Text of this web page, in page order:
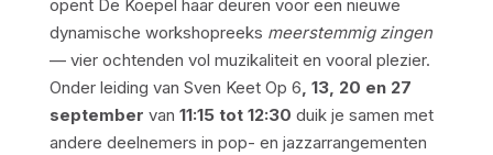
opent De Koepel haar deuren voor een nieuwe
dynamische workshopreeks meerstemmig zingen
— vier ochtenden vol muzikaliteit en vooral plezier.
Onder leiding van Sven Keet Op 6, 13, 20 en 27
september van 11:15 tot 12:30 duik je samen met
andere deelnemers in pop- en jazzarrangementen